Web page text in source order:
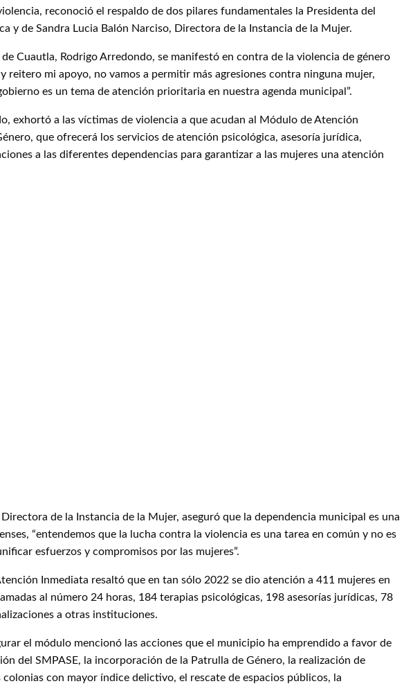
reconoció el respaldo de dos pilares fundamentales la Presidenta del
y de Sandra Lucia Balón Narciso, Directora de la Instancia de la Mujer.
de Cuautla, Rodrigo Arredondo, se manifestó en contra de la violencia de género
reitero mi apoyo, no vamos a permitir más agresiones contra ninguna mujer,
es un tema de atención prioritaria en nuestra agenda municipal”.
exhortó a las víctimas de violencia a que acudan al Módulo de Atención
que ofrecerá los servicios de atención psicológica, asesoría jurídica,
a las diferentes dependencias para garantizar a las mujeres una atención
de la Instancia de la Mujer, aseguró que la dependencia municipal es una
“entendemos que la lucha contra la violencia es una tarea en común y no es
esfuerzos y compromisos por las mujeres”.
Inmediata resaltó que en tan sólo 2022 se dio atención a 411 mujeres en
al número 24 horas, 184 terapias psicológicas, 198 asesorías jurídicas, 78
a otras instituciones.
el módulo mencionó las acciones que el municipio ha emprendido a favor de
del SMPASE, la incorporación de la Patrulla de Género, la realización de
con mayor índice delictivo, el rescate de espacios públicos, la